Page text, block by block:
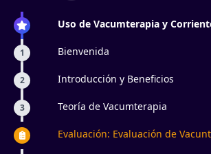
Uso de Vacumterapia y
1 Bienvenida
2 Introducción y Beneficios
3 Teoría de Vacumterapia
Evaluación: Evaluación de